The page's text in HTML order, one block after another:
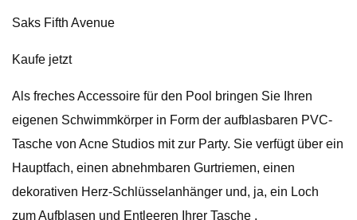
Saks Fifth Avenue
Kaufe jetzt
Als freches Accessoire für den Pool bringen Sie Ihren
eigenen Schwimmkörper in Form der aufblasbaren PVC-
Tasche von Acne Studios mit zur Party. Sie verfügt über ein
Hauptfach, einen abnehmbaren Gurtriemen, einen
dekorativen Herz-Schlüsselanhänger und, ja, ein Loch
zum Aufblasen und Entleeren Ihrer Tasche .